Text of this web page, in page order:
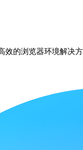
效的浏览器环境解决方